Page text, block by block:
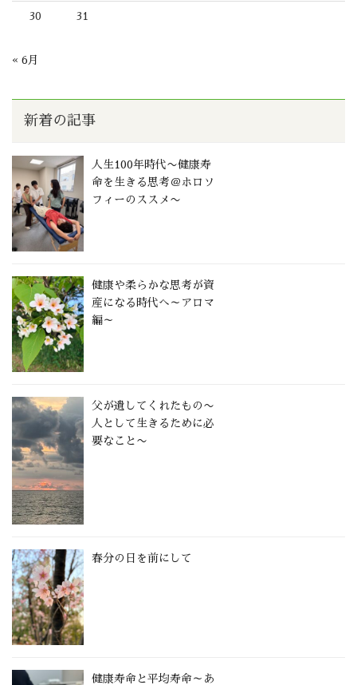
30 31
« 6月
新着の記事
人生100年時代〜健康寿
命を生きる思考＠ホロソ
フィーのススメ〜
健康や柔らかな思考が資
産になる時代へ～アロマ
編～
父が遺してくれたもの〜
人として生きるために必
要なこと〜
春分の日を前にして
健康寿命と平均寿命～あ